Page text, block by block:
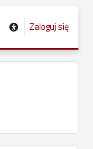
Zaloguj się